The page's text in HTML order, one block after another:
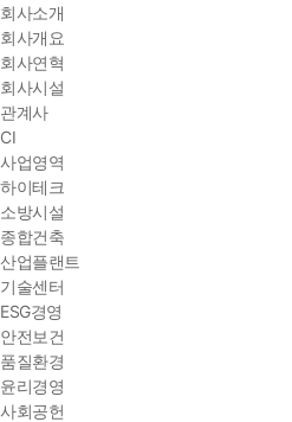
회사소개
회사개요
회사연혁
회사시설
관계사
CI
사업영역
하이테크
소방시설
종합건축
산업플랜트
기술센터
ESG경영
안전보건
품질환경
윤리경영
사회공헌